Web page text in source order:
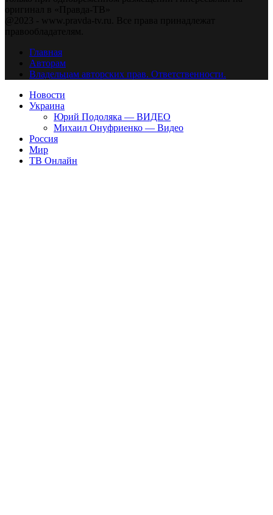
оригинал в «Правда-ТВ»
@2023 - www.pravda-tv.ru. Все права принадлежат
правообладателям.
Главная
Авторам
Владельцам авторских прав. Ответственности.
Новости
Украина
Юрий Подоляка — ВИДЕО
Михаил Онуфриенко — Видео
Россия
Мир
ТВ Онлайн